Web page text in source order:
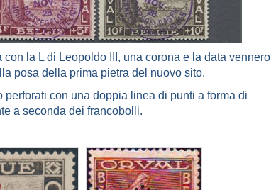
con la L di Leopoldo III, una corona e la data vennero
posa della prima pietra del nuovo sito.
con una doppia linea di punti a forma di
a seconda dei francobolli.